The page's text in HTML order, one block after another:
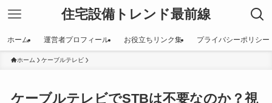
住宅設備トレンド最前線
ホーム 運営者プロフィール お役立ちリンク集 プライバシーポリシー
ホーム ケーブルテレビ
ケーブルテレビでSTBは不要なのか？視